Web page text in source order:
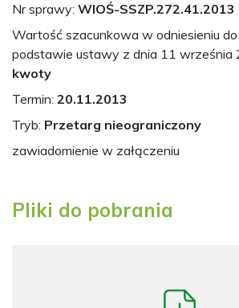
Nr sprawy: WIOŚ-SSZP.272.41.2013
Wartość szacunkowa w odniesieniu
podstawie ustawy z dnia 11 września
kwoty
Termin: 20.11.2013
Tryb: Przetarg nieograniczony
zawiadomienie w załączeniu
Pliki do pobrania